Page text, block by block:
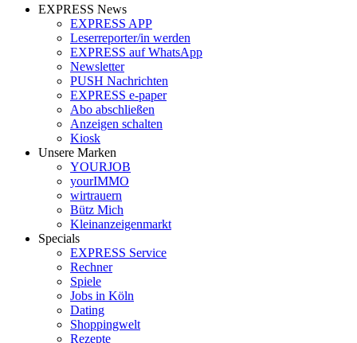
EXPRESS News
EXPRESS APP
Leserreporter/in werden
EXPRESS auf WhatsApp
Newsletter
PUSH Nachrichten
EXPRESS e-paper
Abo abschließen
Anzeigen schalten
Kiosk
Unsere Marken
YOURJOB
yourIMMO
wirtrauern
Bütz Mich
Kleinanzeigenmarkt
Specials
EXPRESS Service
Rechner
Spiele
Jobs in Köln
Dating
Shoppingwelt
Rezepte